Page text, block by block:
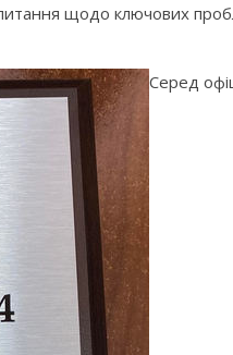
питання щодо ключових
Серед